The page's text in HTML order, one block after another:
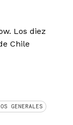
Los diez
Chile
GENERALES